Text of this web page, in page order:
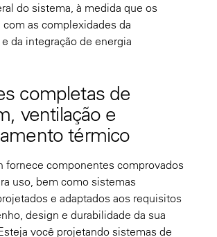
do sistema, à medida que os
as complexidades da
da integração de energia
completas de
ventilação e
térmico
fornece componentes comprovados
uso, bem como sistemas
e adaptados aos requisitos
design e durabilidade da sua
você projetando sistemas de